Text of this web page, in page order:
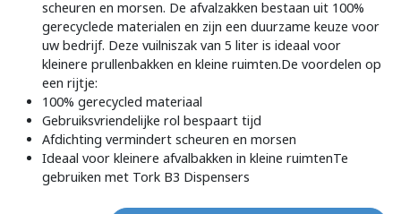
scheuren en morsen. De afvalzakken bestaan uit 100%
gerecyclede materialen en zijn een duurzame keuze voor
uw bedrijf. Deze vuilniszak van 5 liter is ideaal voor
kleinere prullenbakken en kleine ruimten.De voordelen op
een rijtje:
100% gerecycled materiaal
Gebruiksvriendelijke rol bespaart tijd
Afdichting vermindert scheuren en morsen
Ideaal voor kleinere afvalbakken in kleine ruimtenTe
gebruiken met Tork B3 Dispensers